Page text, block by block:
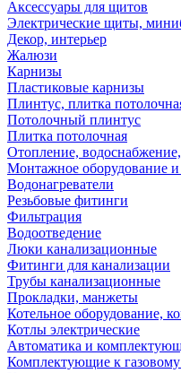
Аксессуары для щитов
Электрические щиты,
Декор, интерьер
Жалюзи
Карнизы
Пластиковые карнизы
Плинтус, плитка
Потолочный плинтус
Плитка потолочная
Отопление,
Монтажное оборудование
Водонагреватели
Резьбовые фитинги
Фильтрация
Водоотведение
Люки канализационные
Фитинги для канализации
Трубы канализационные
Прокладки, манжеты
Котельное оборудование,
Котлы электрические
Автоматика и
Комплектующие к